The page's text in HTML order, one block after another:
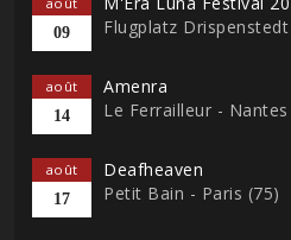
09
Flugplatz
août
14
Amenra
Le Ferrailleur - Nantes
août
17
Deafheaven
Petit Bain - Paris (75)